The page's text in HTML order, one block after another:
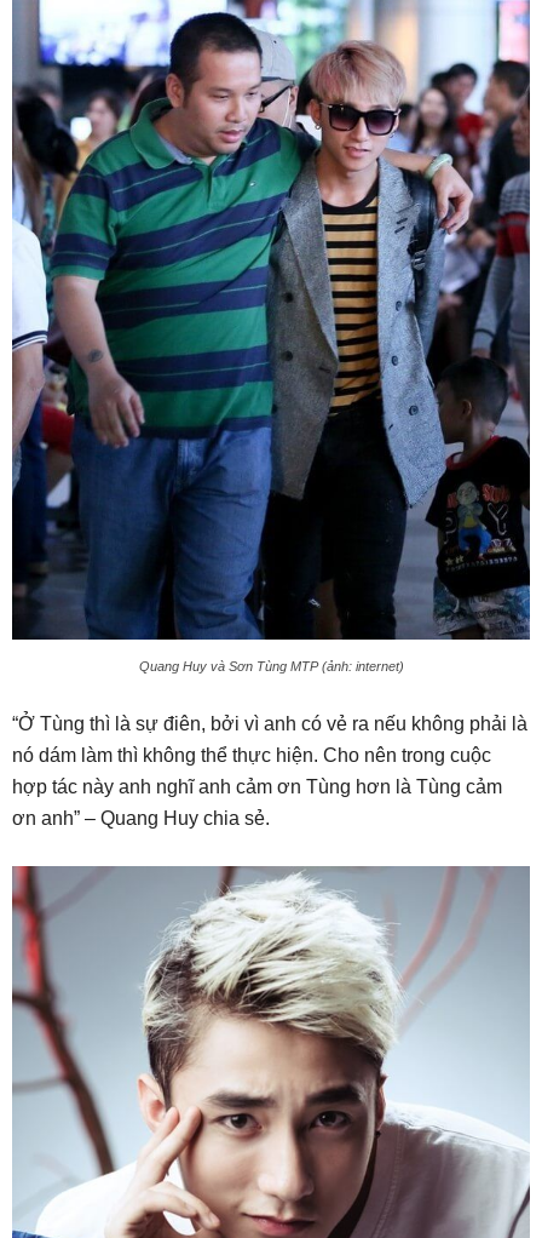
Quang Huy và Sơn Tùng MTP (ảnh: internet)
“Ở Tùng thì là sự điên, bởi vì anh có vẻ ra nếu không phải là
nó dám làm thì không thể thực hiện. Cho nên trong cuộc
hợp tác này anh nghĩ anh cảm ơn Tùng hơn là Tùng cảm
ơn anh” – Quang Huy chia sẻ.